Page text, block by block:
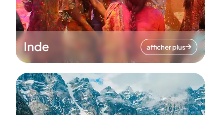
Inde afficher plus